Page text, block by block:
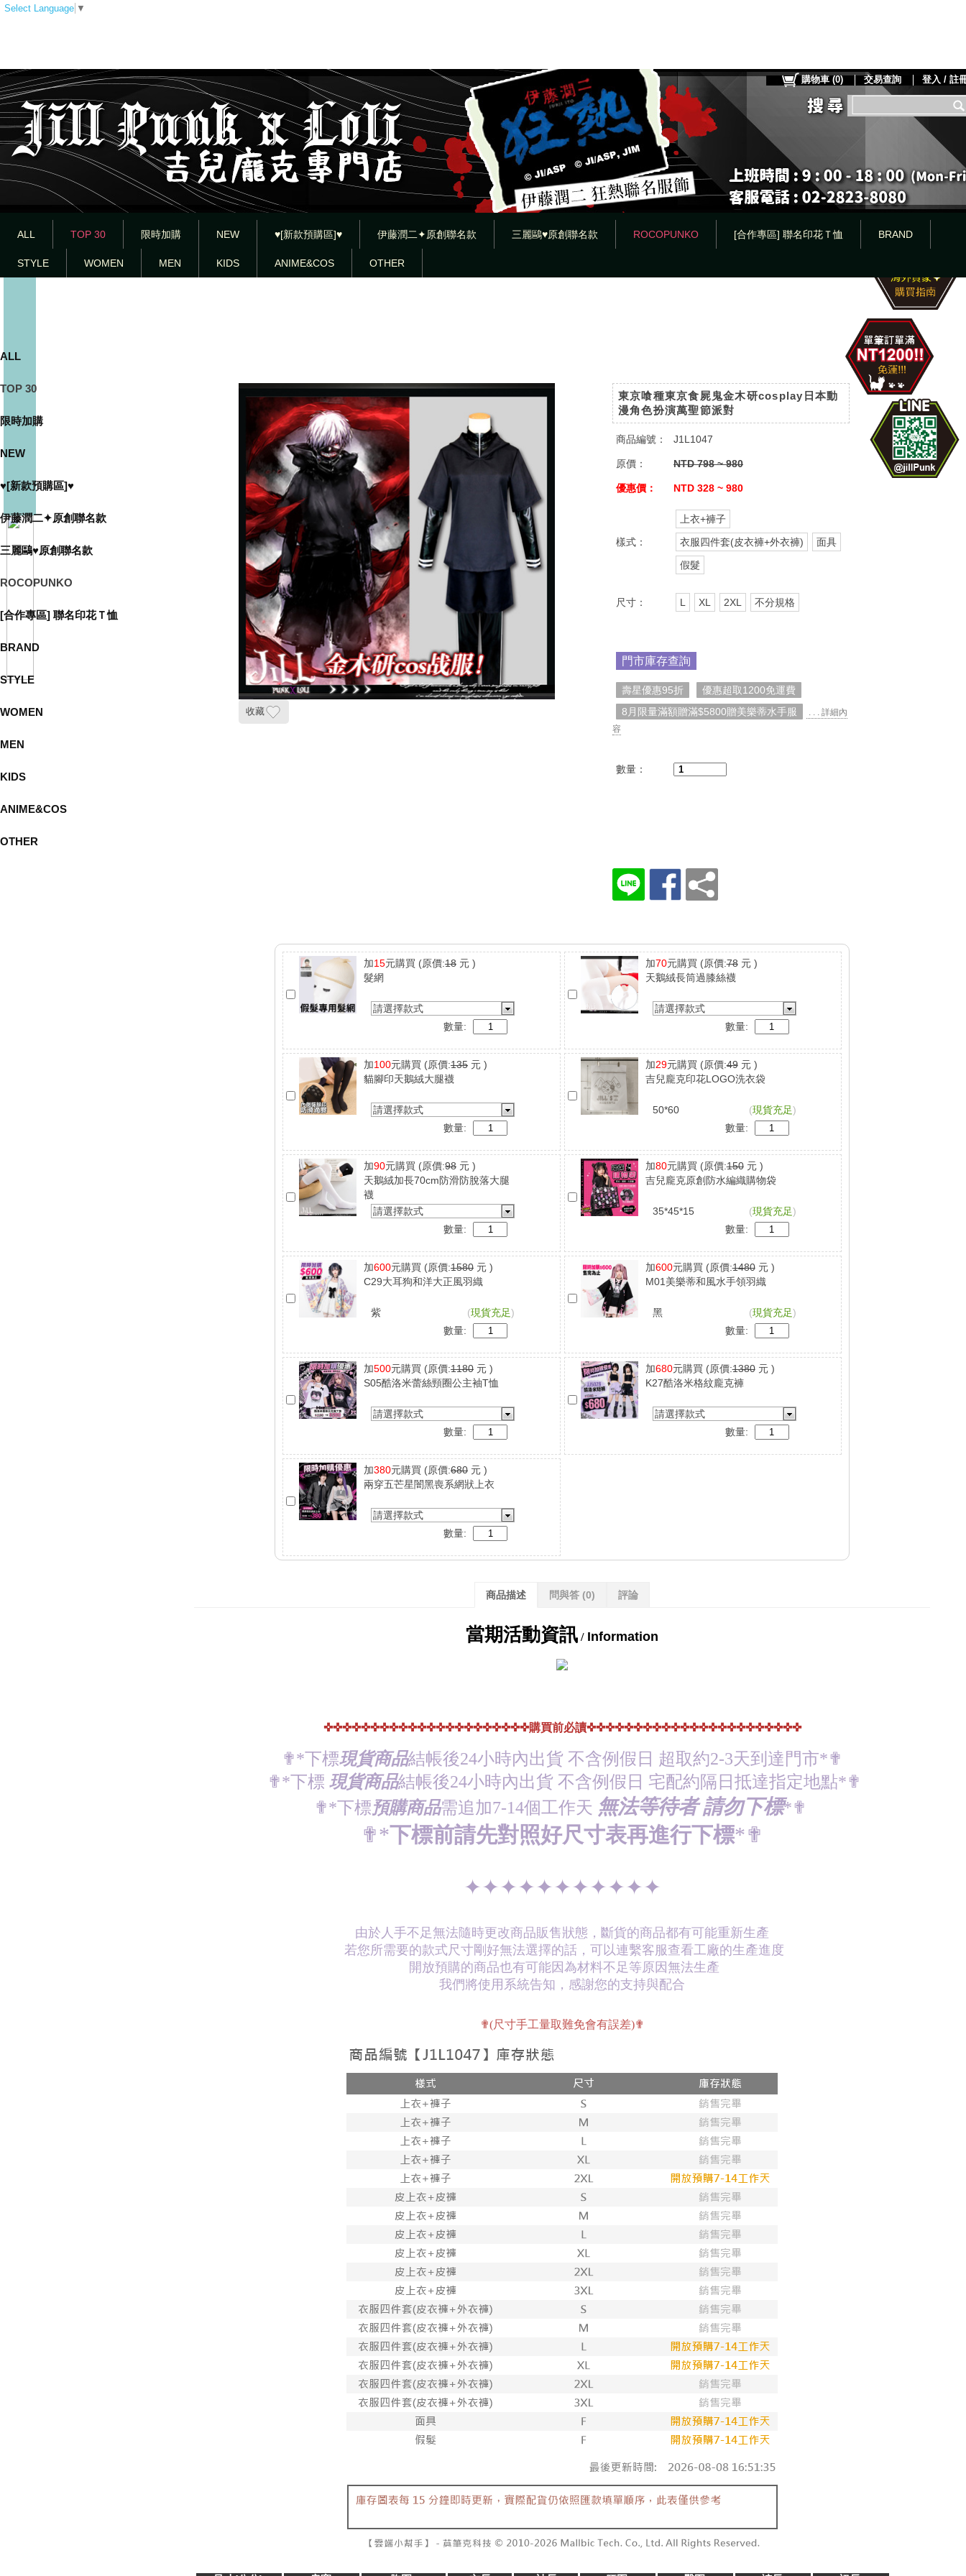
Select Language ▼
ALL TOP 30 限時加購 NEW ♥[新款預購區]♥ 伊藤潤二✦原創聯名款 三麗鷗♥原創聯名款 ROCOPUNKO [合作專區] 聯名印花Ｔ恤 BRAND
STYLE WOMEN MEN KIDS ANIME&COS OTHER
購物車 (0) 交易查詢 登入 / 註
ALL
TOP 30
限時加購
NEW
♥[新款預購區]♥
伊藤潤二✦原創聯名款
三麗鷗♥原創聯名款
ROCOPUNKO
[合作專區] 聯名印花Ｔ恤
BRAND
STYLE
WOMEN
MEN
KIDS
ANIME&COS
OTHER
收藏
東京喰種東京食屍鬼金木研cosplay日本動
漫角色扮演萬聖節派對
商品編號： J1L1047
原價： NTD 798 ~ 980
優惠價： NTD 328 ~ 980
樣式：
上衣+褲子
衣服四件套(皮衣褲+外衣褲)
面具
假髮
尺寸： L XL 2XL 不分規格
門市庫存查詢
壽星優惠95折
優惠超取1200免運費
8月限量滿額贈滿$5800贈美樂蒂水手服
. . . 詳細內
容
數量：
加15元購買 (原價:18 元 )
髮網
請選擇款式
數量:
加70元購買 (原價:78元 )
天鵝絨長筒過膝絲襪
請選擇款式
數量:
加100元購買 (原價:135 元 )
貓腳印天鵝絨大腿襪
請選擇款式
數量:
加29元購買 (原價:49元 )
吉兒龐克印花LOGO洗衣袋
50*60 (現貨充足)
數量:
加90元購買 (原價:98 元 )
天鵝絨加長70cm防滑防脫落大腿
襪
請選擇款式
數量:
加80元購買 (原價:150元 )
吉兒龐克原創防水編織購物袋
35*45*15 (現貨充足)
數量:
加600元購買 (原價:1580 元 )
C29大耳狗和洋大正風羽織
紫 (現貨充足)
數量:
加600元購買 (原價:1480元 )
M01美樂蒂和風水手領羽織
黑 (現貨充足)
數量:
加500元購買 (原價:1180 元 )
S05酷洛米蕾絲頸圈公主袖T恤
請選擇款式
數量:
加680元購買 (原價:1380元 )
K27酷洛米格紋龐克褲
請選擇款式
數量:
加380元購買 (原價:680 元 )
兩穿五芒星闇黑喪系網狀上衣
請選擇款式
數量:
商品描述 問與答 (0) 評論